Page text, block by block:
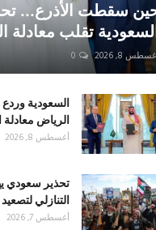
سقطت الأذرع...
السعودية تقلب معادلة
8, 2026
0
السعودية
الرياض معادلة
أغسطس 8, 2026
تحذير سعودي
التنازلي
أغسطس 7, 2026